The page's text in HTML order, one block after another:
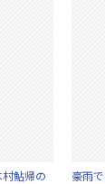
鮎帰の
豪雨